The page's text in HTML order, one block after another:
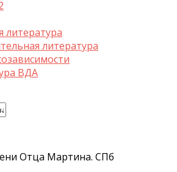
литература
литература
ВДА
Отца Мартина. СПб